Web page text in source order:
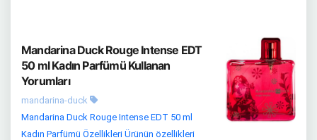
Mandarina Duck Rouge Intense EDT
50 ml Kadın Parfümü Kullanan
Yorumları
mandarina-duck
Mandarina Duck Rouge Intense EDT 50 ml
Kadın Parfümü Özellikleri Ürünün özellikleri